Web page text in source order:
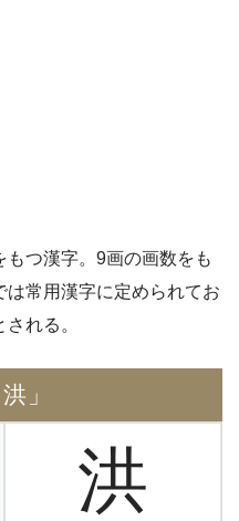
もつ漢字。9画の画数をも
常用漢字に定められてお
れる。
」
洪